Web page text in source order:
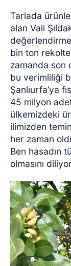
Tarlada
alan Vali
bin ton
zamanda son
bu verimliliği
Şanlıurfa’ya
45 milyon
ülkemizdeki
ilimizden
her zaman
Ben hasadın
olmasını